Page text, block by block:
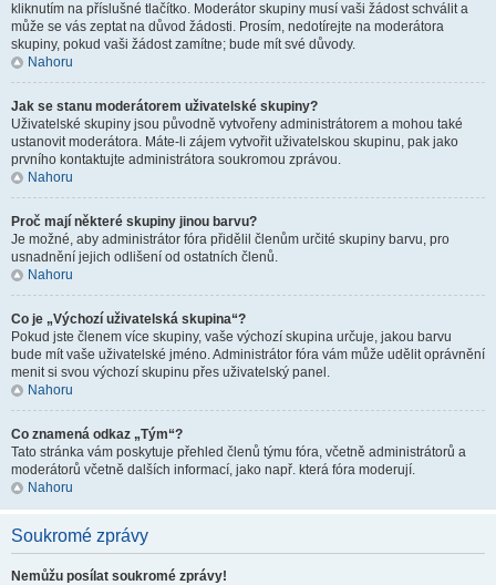
kliknutím na příslušné tlačítko. Moderátor skupiny musí vaši žádost schválit a
může se vás zeptat na důvod žádosti. Prosím, nedotírejte na moderátora
skupiny, pokud vaši žádost zamítne; bude mít své důvody.
Nahoru
Jak se stanu moderátorem uživatelské skupiny?
Uživatelské skupiny jsou původně vytvořeny administrátorem a mohou také
ustanovit moderátora. Máte-li zájem vytvořit uživatelskou skupinu, pak jako
prvního kontaktujte administrátora soukromou zprávou.
Nahoru
Proč mají některé skupiny jinou barvu?
Je možné, aby administrátor fóra přidělil členům určité skupiny barvu, pro
usnadnění jejich odlišení od ostatních členů.
Nahoru
Co je „Výchozí uživatelská skupina“?
Pokud jste členem více skupiny, vaše výchozí skupina určuje, jakou barvu
bude mít vaše uživatelské jméno. Administrátor fóra vám může udělit oprávnění
menit si svou výchozí skupinu přes uživatelský panel.
Nahoru
Co znamená odkaz „Tým“?
Tato stránka vám poskytuje přehled členů týmu fóra, včetně administrátorů a
moderátorů včetně dalších informací, jako např. která fóra moderují.
Nahoru
Soukromé zprávy
Nemůžu posílat soukromé zprávy!